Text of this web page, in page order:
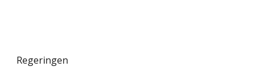
Regeringen